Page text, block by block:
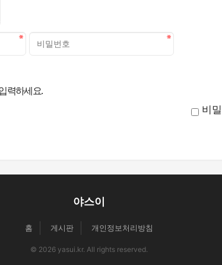
력하세요.
비
야스이
홈 게시판 개인정보처리방침
© 2026 yasui.kr. All rights reserved.